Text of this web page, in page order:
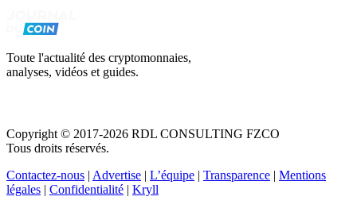
Toute l'actualité des cryptomonnaies,
analyses, vidéos et guides.
Copyright © 2017-2026 RDL CONSULTING FZCO
Tous droits réservés.
Contactez-nous | Advertise | L’équipe | Transparence | Mentions
légales | Confidentialité | Kryll